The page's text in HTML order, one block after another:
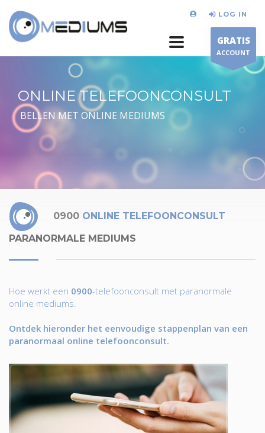
LOG IN
GRATIS
ACCOUNT
ONLINE TELEFOONCONSULT
BELLEN MET ONLINE MEDIUMS
0900 ONLINE TELEFOONCONSULT
PARANORMALE MEDIUMS
Hoe werkt een 0900-telefoonconsult met paranormale
online mediums.
Ontdek hieronder het eenvoudige stappenplan van een
paranormaal online telefoonconsult.